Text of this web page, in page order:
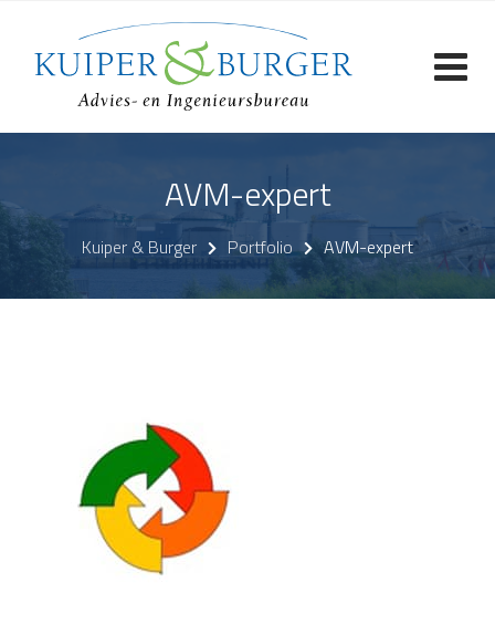
content
AVM-expert
Kuiper & Burger Portfolio AVM-expert